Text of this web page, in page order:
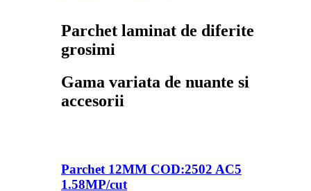
Parchet laminat de diferite
grosimi
Gama variata de nuante si
accesorii
Parchet 12MM COD:2502 AC5
1.58MP/cut